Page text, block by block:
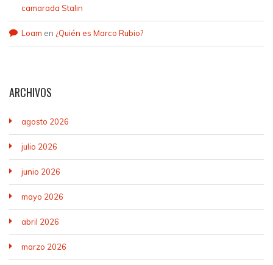
camarada Stalin
Loam en ¿Quién es Marco Rubio?
ARCHIVOS
agosto 2026
julio 2026
junio 2026
mayo 2026
abril 2026
marzo 2026